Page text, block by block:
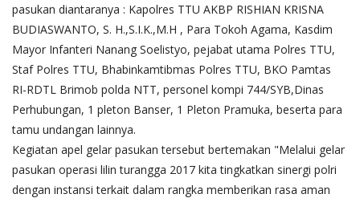
pasukan diantaranya : Kapolres TTU AKBP RISHIAN KRISNA
BUDIASWANTO, S. H.,S.I.K.,M.H , Para Tokoh Agama, Kasdim
Mayor Infanteri Nanang Soelistyo, pejabat utama Polres TTU,
Staf Polres TTU, Bhabinkamtibmas Polres TTU, BKO Pamtas
RI-RDTL Brimob polda NTT, personel kompi 744/SYB,Dinas
Perhubungan, 1 pleton Banser, 1 Pleton Pramuka, beserta para
tamu undangan lainnya.
Kegiatan apel gelar pasukan tersebut bertemakan "Melalui gelar
pasukan operasi lilin turangga 2017 kita tingkatkan sinergi polri
dengan instansi terkait dalam rangka memberikan rasa aman